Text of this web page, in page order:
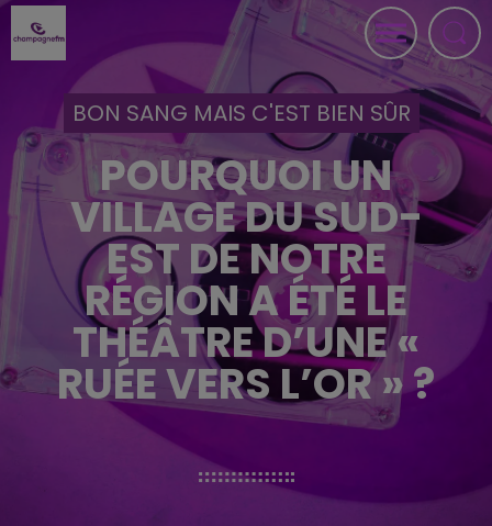
BON SANG MAIS C'EST BIEN SÛR
POURQUOI UN
VILLAGE DU SUD-
EST DE NOTRE
RÉGION A ÉTÉ LE
THÉÂTRE D’UNE «
RUÉE VERS L’OR » ?